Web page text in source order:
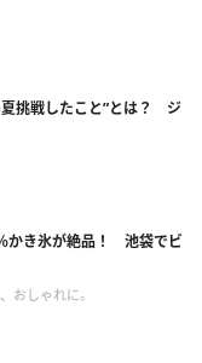
夏挑戦したこと”とは？ ジ
かき氷が絶品！ 池袋でビ
おしゃれに。